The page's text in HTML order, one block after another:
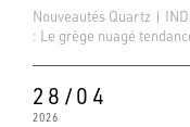
Nouveautés Quartz |
: Le grège nuagé
28/04
2026